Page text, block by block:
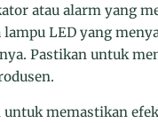
atau alarm yang
LED yang
Pastikan untuk
memastikan